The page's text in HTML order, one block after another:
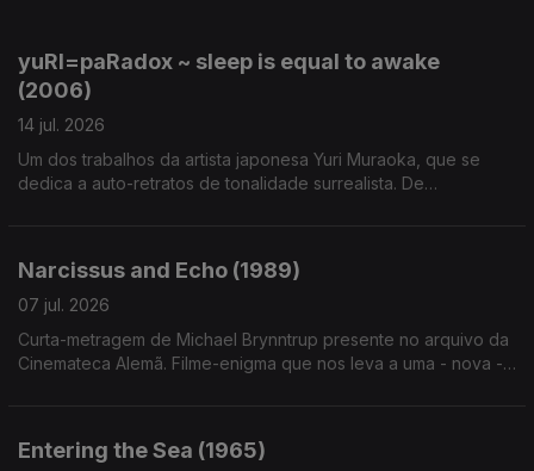
yuRI=paRadox ~ sleep is equal to awake
(2006)
14 jul. 2026
Um dos trabalhos da artista japonesa Yuri Muraoka, que se
dedica a auto-retratos de tonalidade surrealista. De
Narcissus and Echo (1989)
07 jul. 2026
Curta-metragem de Michael Brynntrup presente no arquivo da
Cinemateca Alemã. Filme-enigma que nos leva a uma - nova -
Entering the Sea (1965)